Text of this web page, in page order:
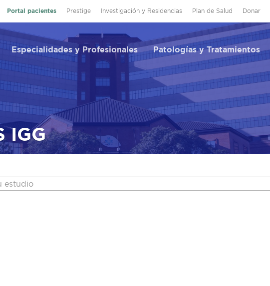
Portal pacientes Prestige Investigación y Residencias Plan de Salud Donar
Especialidades y Profesionales Patologías y Tratamientos
IGG
estudio